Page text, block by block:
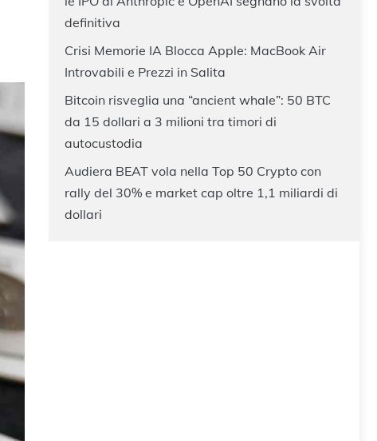
definitiva
Crisi Memorie IA Blocca Apple: MacBook Air
Introvabili e Prezzi in Salita
Bitcoin risveglia una “ancient whale”: 50 BTC
da 15 dollari a 3 milioni tra timori di
autocustodia
Audiera BEAT vola nella Top 50 Crypto con
rally del 30% e market cap oltre 1,1 miliardi di
dollari